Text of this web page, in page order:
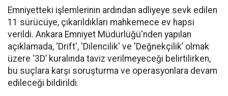
Emniyetteki işlemlerinin ardından adliyeye sevk edilen
11 sürücüye, çıkarıldıkları mahkemece ev hapsi
verildi. Ankara Emniyet Müdürlüğü'nden yapılan
açıklamada, ‘Drift', 'Dilencilik' ve 'Değnekçilik’ olmak
üzere ‘3D’ kuralında taviz verilmeyeceği belirtilirken,
bu suçlara karşı soruşturma ve operasyonlara devam
edileceği bildirildi.